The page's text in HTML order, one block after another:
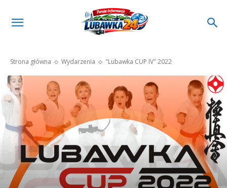
Strona główna Wydarzenia "Lubawka CUP IV" 2022